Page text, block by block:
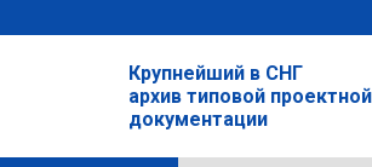
Крупнейший в СНГ
архив типовой проектной
документации